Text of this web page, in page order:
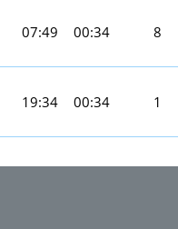
07:49 00:34 8
19:34 00:34 1